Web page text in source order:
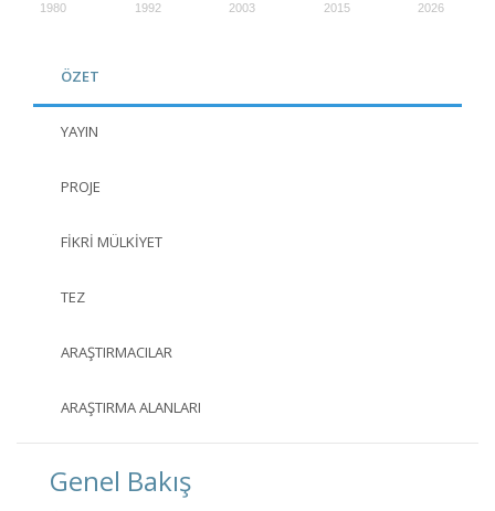
1980 1992 2003 2015 2026
ÖZET
YAYIN
PROJE
FIKRI MÜLKIYET
TEZ
ARAŞTIRMACILAR
ARAŞTIRMA ALANLARI
Genel Bakış